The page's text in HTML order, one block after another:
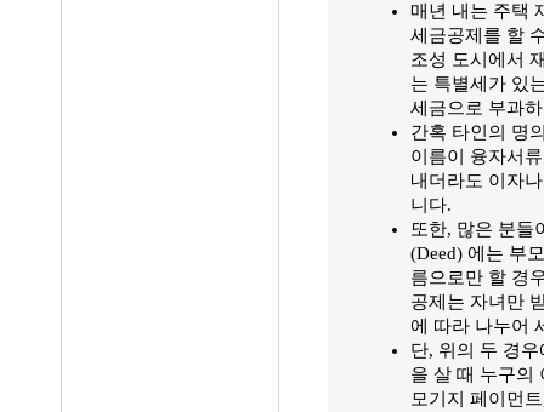
매년 내는 주택
세금공제를 할
조성 도시에서
는 특별세가 있
세금으로 부과
간혹 타인의 명
이름이 융자서
내더라도 이자
니다.
또한, 많은 분들
(Deed) 에는 부
름으로만 할 경
공제는 자녀만
에 따라 나누어
단, 위의 두 경
을 살 때 누구의
모기지 페이먼